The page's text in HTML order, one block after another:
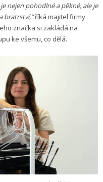
nejen pohodlné a pěkné, ale je
bratrství,“říká majitel firmy
značka si zakládá na
ke všemu, co dělá.